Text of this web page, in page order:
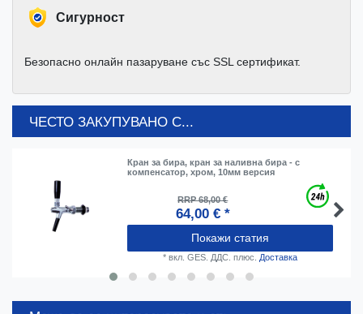
Cигурност
Безопасно онлайн пазаруване със SSL сертификат.
ЧЕСТО ЗАКУПУВАНО С...
Кран за бира, кран за наливна бира - с
компенсатор, хром, 10мм версия
RRP 68,00 €
64,00 € *
Покажи статия
* вкл. GES. ДДС. плюс. Доставка